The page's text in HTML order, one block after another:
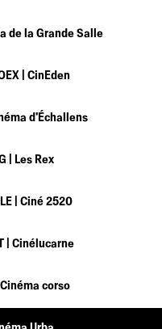
de la Grande Salle
| CinEden
d'Échallens
| Les Rex
| Ciné 2520
| Cinélucarne
Cinéma corso